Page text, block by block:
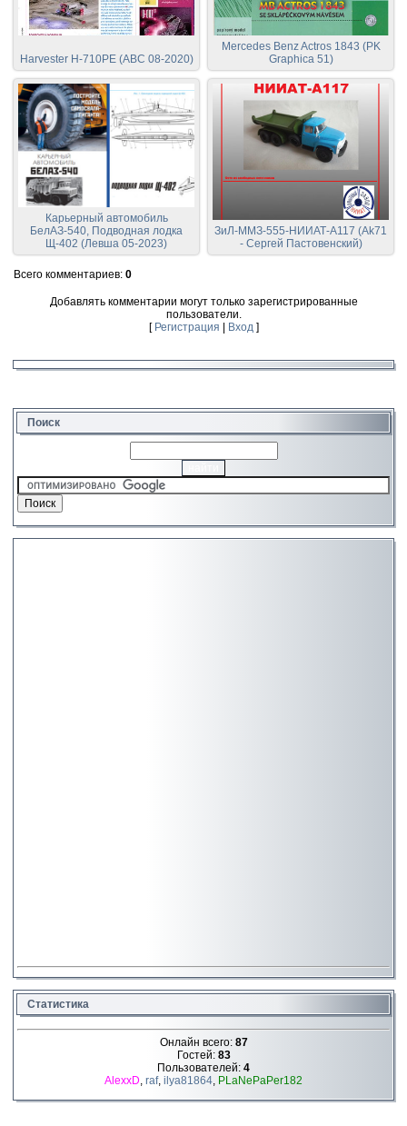
Harvester H-710PE (ABC 08-2020)
Mercedes Benz Actros 1843 (PK
Graphica 51)
Карьерный автомобиль
БелАЗ-540, Подводная лодка
Щ-402 (Левша 05-2023)
ЗиЛ-ММЗ-555-НИИАТ-А117 (Ak71
- Сергей Пастовенский)
Всего комментариев: 0
Добавлять комментарии могут только зарегистрированные
пользователи.
[ Регистрация Вход]
Поиск
Статистика
Онлайн всего: 87
Гостей: 83
Пользователей: 4
AlexxD, raf, ilya81864, PLaNePaPer182